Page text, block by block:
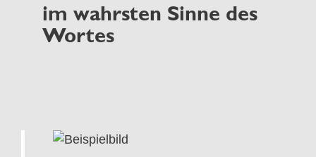
im wahrsten Sinne des
Wortes